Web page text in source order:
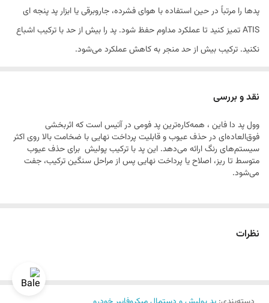
پدها را مرتباً در حین استفاده با هوای فشرده، جاروبرقی یا ابزار پد پنجه ای
ATIS تمیز کنید تا عملکرد مداوم حفظ شود. پد را بیش از حد با ترکیب اشباع
نکنید. ترکیب بیش از حد منجر به کاهش عملکرد می‌شود.
ترکیبات و پاک کننده های مبتنی بر حلال خودداری کنید تا از آسیب به ساختار
سلولی فوم جلوگیری شود.
نقد و بررسی
وول پد دا فاین ، همه‌کاره‌ترین پد فومی در آتیس است که اثربخشی
فوق‌العاده‌ای در حذف عیوب و قابلیت پرداخت نهایی با ضخامت بالا روی اکثر
سیستم‌های رنگ ارائه می‌دهد. این پد با ترکیب پولیش برای حذف عیوب
متوسط ​​تا ریز، اصلاح یا پرداخت نهایی پس از مراحل سنگین ترکیب، جفت
می‌شود.
نظرات